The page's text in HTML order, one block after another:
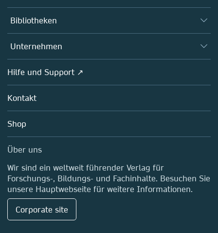
Bücher
Plattformen
Autor*innen
Herausgeber*innen
Open science
Richtlinien
Bibliotheken
Übersicht
Unternehmen
Übersicht
Über uns
Careers
Media Centre
Standorte & Kontakt
Hilfe und Support ↗
Kontakt
Shop
Über uns
Wir sind ein weltweit führender Verlag für
Forschungs-, Bildungs- und Fachinhalte. Besuchen Sie
unsere Hauptwebseite für weitere Informationen.
Corporate site